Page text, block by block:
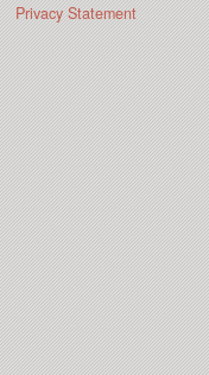
Privacy Statement